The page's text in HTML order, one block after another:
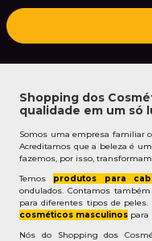
Shopping dos
qualidade em um só
Somos uma empresa familiar
Acreditamos que a beleza é
fazemos, por isso,
Temos produtos para
ondulados. Contamos
para diferentes tipos de
cosméticos masculinos para
Nós do Shopping dos